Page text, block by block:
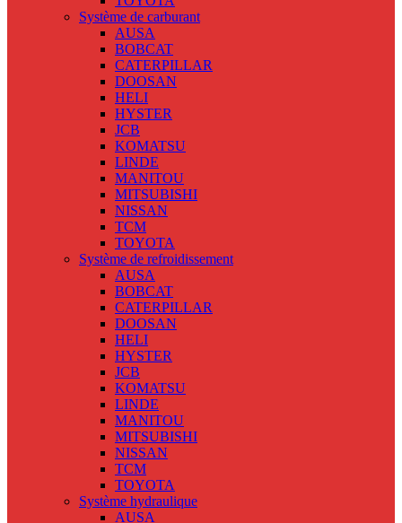
Système de carburant
AUSA
BOBCAT
CATERPILLAR
DOOSAN
HELI
HYSTER
JCB
KOMATSU
LINDE
MANITOU
MITSUBISHI
NISSAN
TCM
TOYOTA
Système de refroidissement
AUSA
BOBCAT
CATERPILLAR
DOOSAN
HELI
HYSTER
JCB
KOMATSU
LINDE
MANITOU
MITSUBISHI
NISSAN
TCM
TOYOTA
Système hydraulique
AUSA